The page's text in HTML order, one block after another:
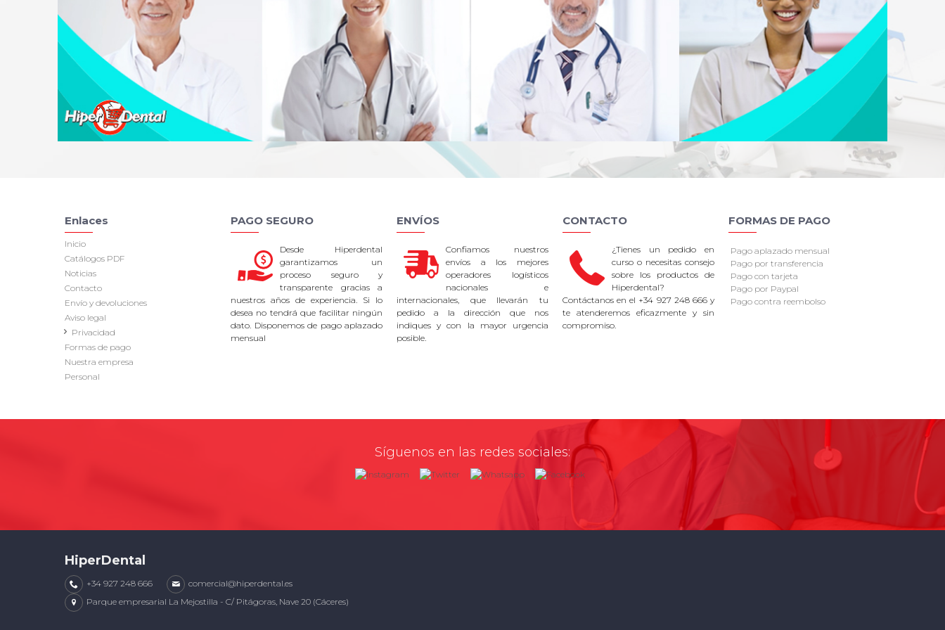
Enlaces
Inicio
Catálogos PDF
Noticias
Contacto
Envío y devoluciones
Aviso legal
Privacidad
Formas de pago
Nuestra empresa
Personal
PAGO SEGURO
Desde Hiperdental
garantizamos un
proceso seguro y
transparente gracias a
nuestros años de experiencia. Si lo
desea no tendrá que facilitar ningún
dato. Disponemos de pago aplazado
mensual
ENVÍOS
Confiamos nuestros
envíos a los mejores
operadores logísticos
nacionales e
internacionales, que llevarán tu
pedido a la dirección que nos
indiques y con la mayor urgencia
posible.
CONTACTO
¿Tienes un pedido en
curso o necesitas consejo
sobre los productos de
Hiperdental?
Contáctanos en el +34 927 248 666 y
te atenderemos eficazmente y sin
compromiso.
FORMAS DE PAGO
Pago aplazado mensual
Pago por transferencia
Pago con tarjeta
Pago por Paypal
Pago contra reembolso
Síguenos en las redes sociales:
HiperDental
+34 927 248 666
comercial@hiperdental.es
Parque empresarial La Mejostilla - C/ Pitágoras, Nave 20 (Cáceres)